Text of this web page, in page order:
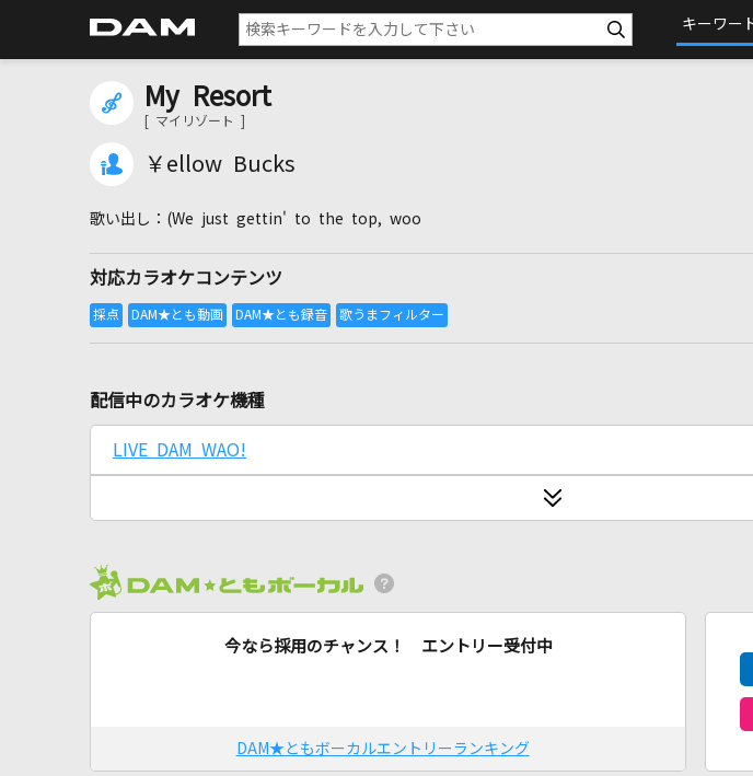
キーワー
My Resort
[ マイリゾート ]
￥ellow Bucks
(We just gettin' to the top, woo
対応カラオケコンテンツ
配信中のカラオケ機種
LIVE DAM WAO!
今なら採用のチャンス！ エントリー受付中
DAM★ともボーカルエントリーランキング